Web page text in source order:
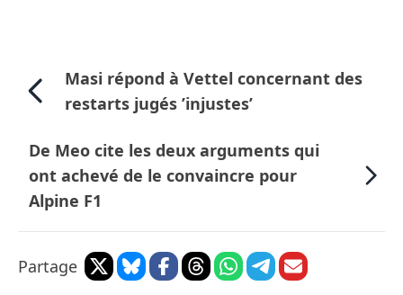
Masi répond à Vettel concernant des
restarts jugés ’injustes’
De Meo cite les deux arguments qui
ont achevé de le convaincre pour
Alpine F1
Partage